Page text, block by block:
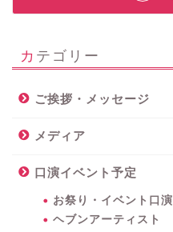
カテゴリー
ご挨拶・メッセージ
メディア
口演イベント予定
お祭り・イベント口演
ヘブンアーティスト